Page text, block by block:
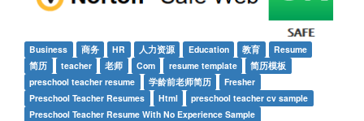
Business 商务 HR 人力资源 Education 教育
Resume
简历
teacher 老师 Com resume template
简历模板
preschool teacher resume
学龄前老师简历
Fresher
Preschool Teacher Resumes
Html
preschool teacher cv sample
Preschool Teacher Resume With No Experience Sample